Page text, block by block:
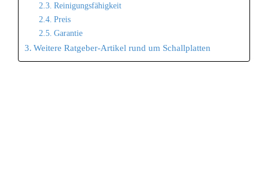
Reinigungsfähigkeit
Preis
Garantie
Weitere Ratgeber-Artikel rund um Schallplatten